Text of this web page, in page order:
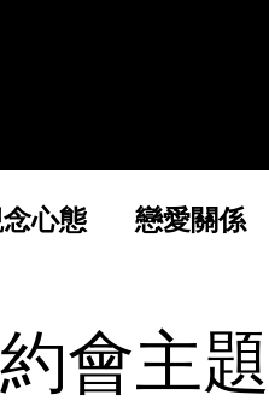
心態 戀愛關係
會主題